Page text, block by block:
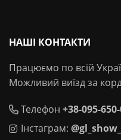
НАШІ КОНТАКТИ
Працюємо по всій
Можливий виїзд за
Телефон +38-095-
Інстаграм: